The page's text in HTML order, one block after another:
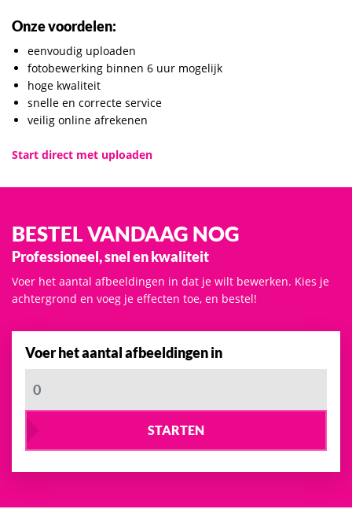
Onze voordelen:
eenvoudig uploaden
fotobewerking binnen 6 uur mogelijk
hoge kwaliteit
snelle en correcte service
veilig online afrekenen
Start direct met uploaden
BESTEL VANDAAG NOG
Professioneel, snel en kwaliteit
Voer het aantal afbeeldingen in dat je wilt bewerken. Kies je
achtergrond en voeg je effecten toe, en bestel!
Voer het aantal afbeeldingen in
STARTEN